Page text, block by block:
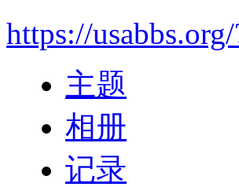
https://
主题
相册
记录